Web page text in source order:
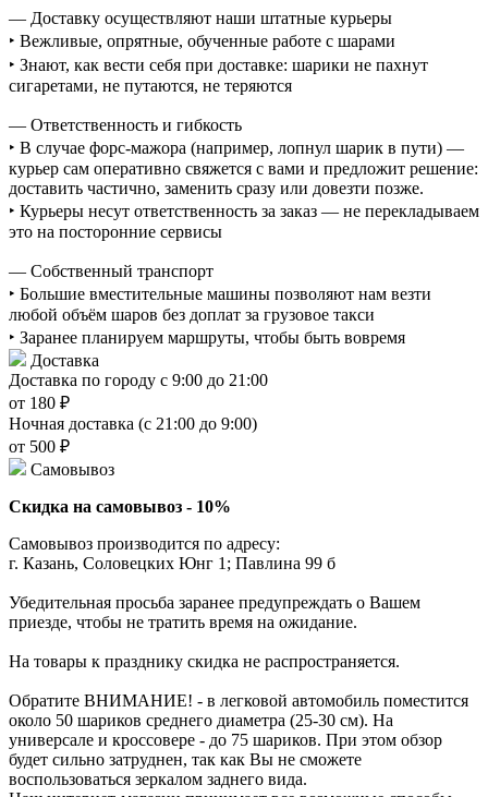
— Доставку осуществляют наши штатные курьеры
‣ Вежливые, опрятные, обученные работе с шарами
‣ Знают, как вести себя при доставке: шарики не пахнут
сигаретами, не путаются, не теряются
— Ответственность и гибкость
‣ В случае форс-мажора (например, лопнул шарик в пути) —
курьер сам оперативно свяжется с вами и предложит решение:
доставить частично, заменить сразу или довезти позже.
‣ Курьеры несут ответственность за заказ — не перекладываем
это на посторонние сервисы
— Собственный транспорт
‣ Большие вместительные машины позволяют нам везти
любой объём шаров без доплат за грузовое такси
‣ Заранее планируем маршруты, чтобы быть вовремя
Доставка
Доставка по городу с 9:00 до 21:00
от 180 ₽
Ночная доставка (с 21:00 до 9:00)
от 500 ₽
Самовывоз
Скидка на самовывоз - 10%
Самовывоз производится по адресу:
г. Казань, Соловецких Юнг 1; Павлина 99 б
Убедительная просьба заранее предупреждать о Вашем
приезде, чтобы не тратить время на ожидание.
На товары к празднику скидка не распространяется.
Обратите ВНИМАНИЕ! - в легковой автомобиль поместится
около 50 шариков среднего диаметра (25-30 см). На
универсале и кроссовере - до 75 шариков. При этом обзор
будет сильно затруднен, так как Вы не сможете
воспользоваться зеркалом заднего вида.